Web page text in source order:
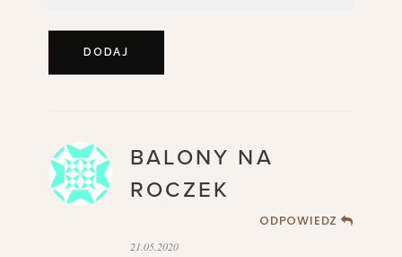
BALONY NA
ROCZEK
ODPOWIEDZ
21.05.2020